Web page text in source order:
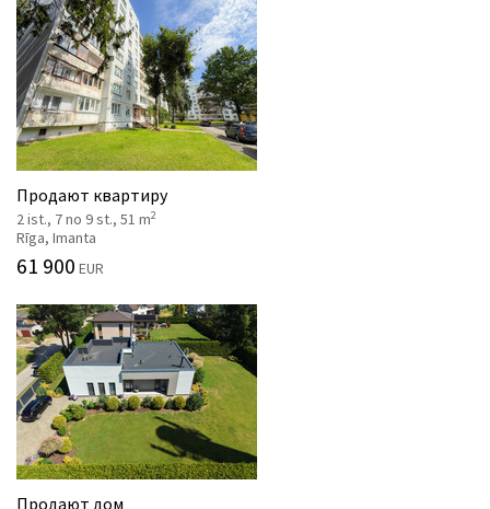
Продают квартиру
2 ist., 7 no 9 st., 51 m2
Rīga, Imanta
61 900 EUR
Продают дом